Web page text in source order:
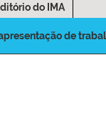
do IMA
de